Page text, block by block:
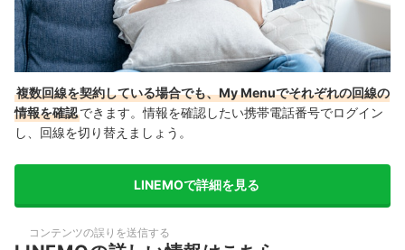
複数回線を契約している場合でも、My Menuでそれぞれの回線の
情報を確認できます。情報を確認したい携帯電話番号でログイン
し、回線を切り替えましょう。
LINEMOで詳細を見る
コンテンツの誤りを送信する